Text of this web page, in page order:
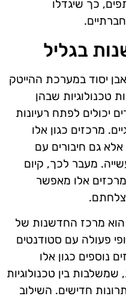
כך שיגדלו
בגליל
יסוד במערכת ההייטק
טכנולוגיות שבהן
יכולים לפתח רעיונות
מרכזים כגון אלו
גם חיבורים עם
מעבר לכך, קיום
אלו מאפשר
הוא מרכז החדשנות של
פעולה עם סטודנטים
נוספים כגון אלו
בין טכנולוגיות
חדישים. השילוב